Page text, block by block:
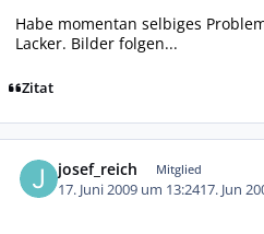
Habe momentan selbiges
Lacker. Bilder folgen...
Zitat
josef_reich Mitglied
17. Juni 2009 um 13:2417. Jun